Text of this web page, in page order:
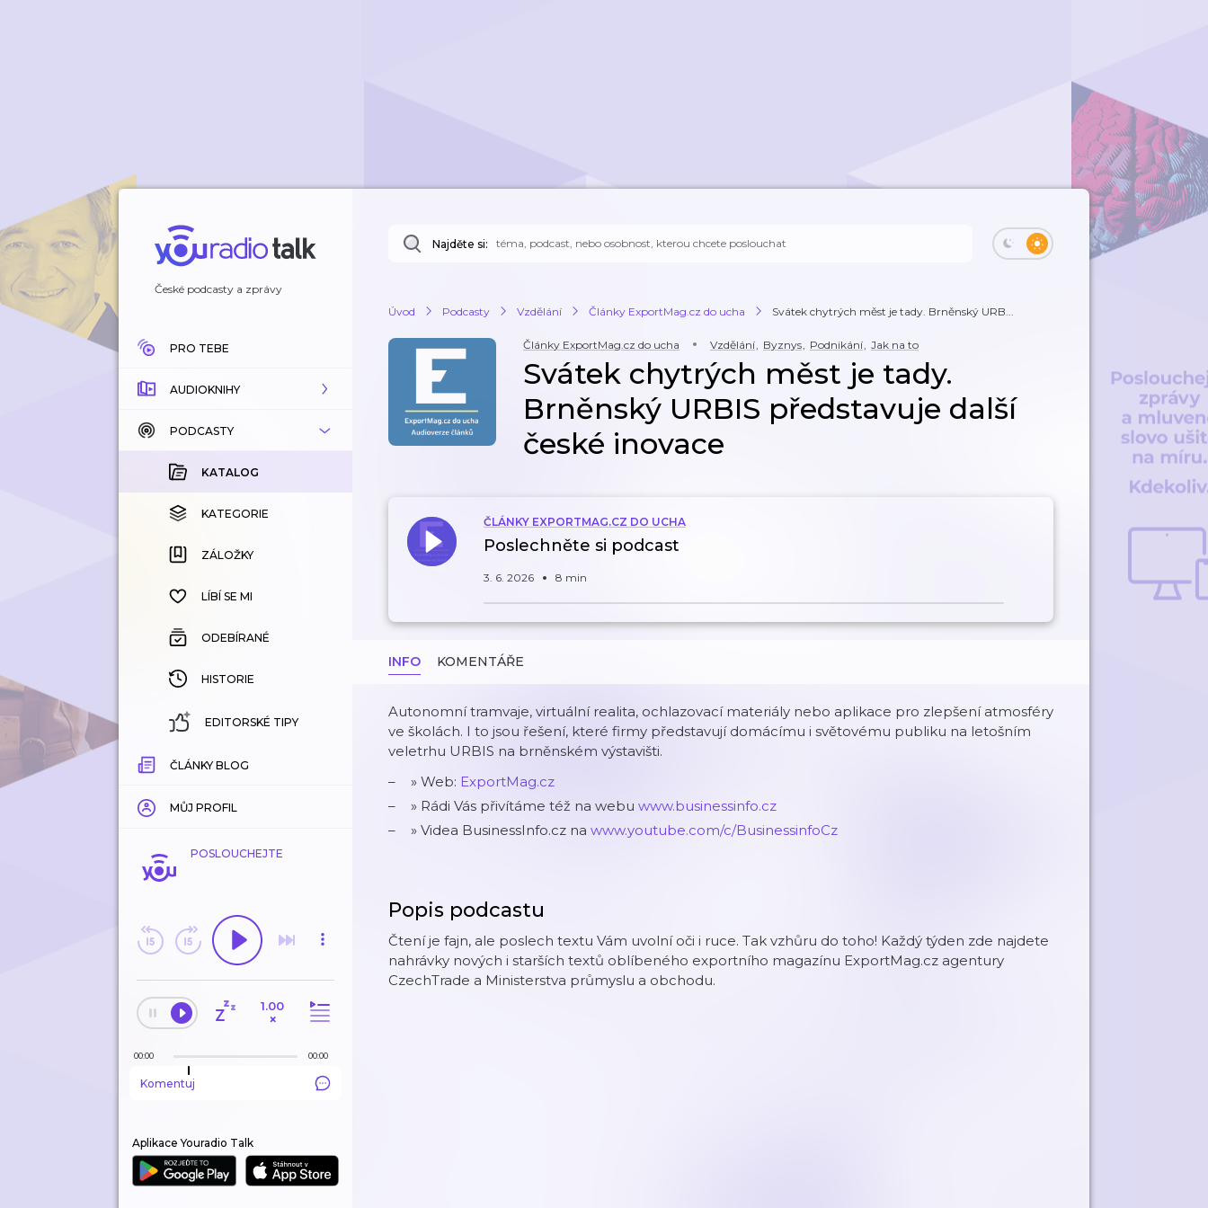
České podcasty a zprávy
PRO TEBE
AUDIOKNIHY
KATALOG
KOUPENÉ
KATEGORIE
ZÁLOŽKY
HISTORIE
PODCASTY
KATALOG
KATEGORIE
ZÁLOŽKY
LÍBÍ SE MI
ODEBÍRANÉ
HISTORIE
EDITORSKÉ TIPY
ČLÁNKY BLOG
MŮJ PROFIL
POSLOUCHEJTE
1.00
×
00:00 00:00
Komentuj
Aplikace Youradio Talk
Najděte si:
Úvod Podcasty Vzdělání Články ExportMag.cz do ucha Svátek chytrých měst je tady. Brněnský URB...
Články ExportMag.cz do ucha Vzdělání, Byznys, Podnikání, Jak na to
Svátek chytrých měst je tady.
Brněnský URBIS představuje další
české inovace
ČLÁNKY EXPORTMAG.CZ DO UCHA
Poslechněte si podcast
3. 6. 2026 8 min
INFO KOMENTÁŘE
Autonomní tramvaje, virtuální realita, ochlazovací materiály nebo aplikace pro zlepšení atmosféry
ve školách. I to jsou řešení, které firmy představují domácímu i světovému publiku na letošním
veletrhu URBIS na brněnském výstavišti.
» Web: ExportMag.cz
» Rádi Vás přivítáme též na webu www.businessinfo.cz
» Videa BusinessInfo.cz na www.youtube.com/c/BusinessinfoCz
Popis podcastu
Čtení je fajn, ale poslech textu Vám uvolní oči i ruce. Tak vzhůru do toho! Každý týden zde najdete
nahrávky nových i starších textů oblíbeného exportního magazínu ExportMag.cz agentury
CzechTrade a Ministerstva průmyslu a obchodu.